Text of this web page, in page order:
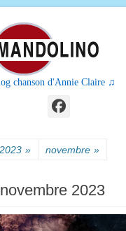
chanson d'Annie Claire ♫
2023 » novembre »
2023